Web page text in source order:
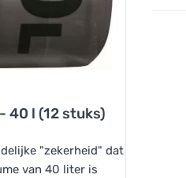
40 l (12 stuks)
"zekerheid" dat
van 40 liter is